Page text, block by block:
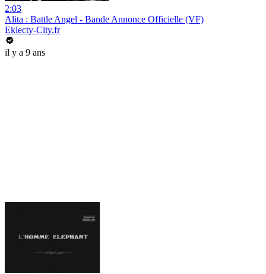
2:03
Alita : Battle Angel - Bande Annonce Officielle (VF)
Eklecty-City.fr
il y a 9 ans